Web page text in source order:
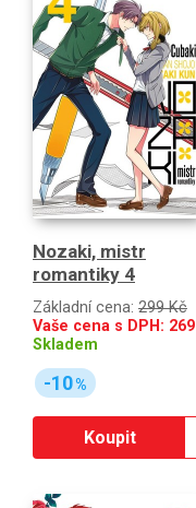
Nozaki, mistr
romantiky 4
Základní cena: 299 Kč
Vaše cena s DPH: 269
Skladem
-10%
Koupit